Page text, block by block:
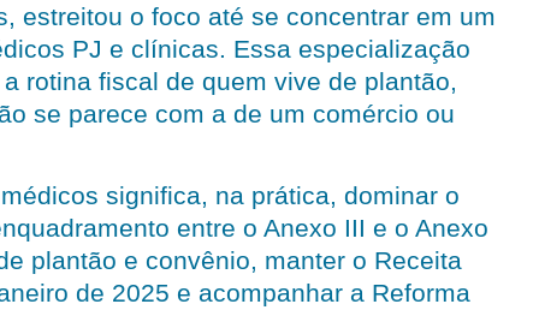
estreitou o foco até se concentrar em um
PJ e clínicas. Essa especialização
rotina fiscal de quem vive de plantão,
se parece com a de um comércio ou
significa, na prática, dominar o
entre o Anexo III e o Anexo
plantão e convênio, manter o Receita
de 2025 e acompanhar a Reforma